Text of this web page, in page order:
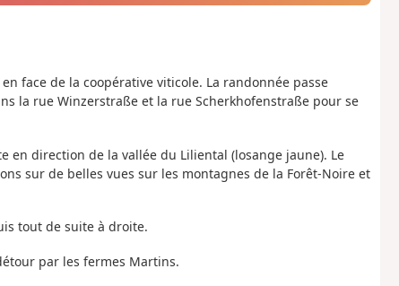
face de la coopérative viticole. La randonnée passe
la rue Winzerstraße et la rue Scherkhofenstraße pour se
en direction de la vallée du Liliental (losange jaune). Le
sur de belles vues sur les montagnes de la Forêt-Noire et
tout de suite à droite.
par les fermes Martins.